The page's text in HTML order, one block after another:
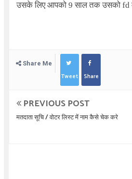
उसके लिए आपको 9साल तक उसको fd
Share Me
Tweet Share
PREVIOUS POST
मतदाता सूचि / वोटर लिस्ट में नाम कैसे चेक करे